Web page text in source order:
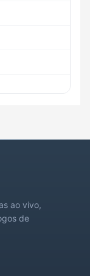
ao vivo,
de